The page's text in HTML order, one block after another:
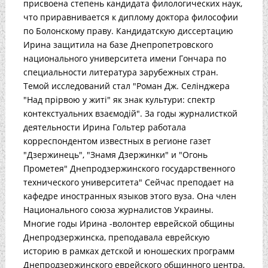
присвоена степень кандидата филологических наук,
что приравнивается к диплому доктора философии
по Болонскому праву. Кандидатскую диссертацию
Ирина защитила на базе Днепропетровского
национального университета имени Гончара по
специальности литература зарубежных стран.
Темой исследований стал "Роман Дж. Селінджера
"Над прірвою у житі" як знак культури: спектр
контекстуальних взаємодій". За годы журналисткой
деятельности Ирина Гольтер работала
корреспондентом известных в регионе газет
"Дзержинець", "Знамя Дзержинки" и "Огонь
Прометея" Днепродзержинского государственного
технического университета" Сейчас преподает на
кафедре иностранных языков этого вуза. Она член
Национального союза журналистов Украины.
Многие годы Ирина -волонтер еврейской общины
Днепродзержинска, преподавала еврейскую
историю в рамках детской и юношеских программ
Днепродзержинского еврейского общинного центра,